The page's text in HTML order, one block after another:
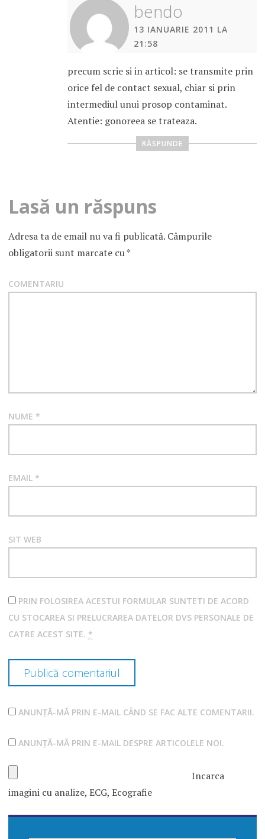
bendo
13 IANUARIE 2011 LA
21:58
precum scrie si in articol: se transmite prin
orice fel de contact sexual, chiar si prin
intermediul unui prosop contaminat.
Atentie: gonoreea se trateaza.
RĂSPUNDE
Lasă un răspuns
Adresa ta de email nu va fi publicată.Câmpurile
obligatorii sunt marcate cu*
COMENTARIU
NUME *
EMAIL *
SIT WEB
PRIN FOLOSIREA ACESTUI FORMULAR SUNTETI DE ACORD
CU STOCAREA SI PRELUCRAREA DATELOR DVS PERSONALE DE
CATRE ACEST SITE. *
ANUNȚĂ-MĂ PRIN E-MAIL CÂND SE FAC ALTE COMENTARII.
ANUNȚĂ-MĂ PRIN E-MAIL DESPRE ARTICOLELE NOI.
Incarca
imagini cu analize, ECG, Ecografie